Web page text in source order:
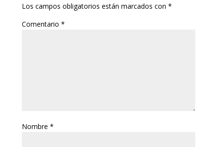
Los campos obligatorios están marcados con *
Comentario *
Nombre *